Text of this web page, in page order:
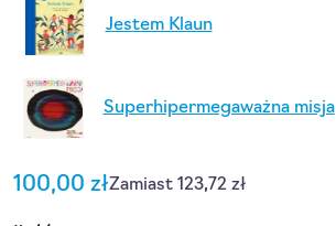
Jestem Klaun
Superhipermegaważna misja
100,00 złZamiast 123,72 zł